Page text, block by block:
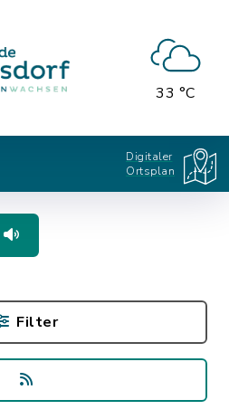
33 °C
Digitaler
Ortsplan
Filter